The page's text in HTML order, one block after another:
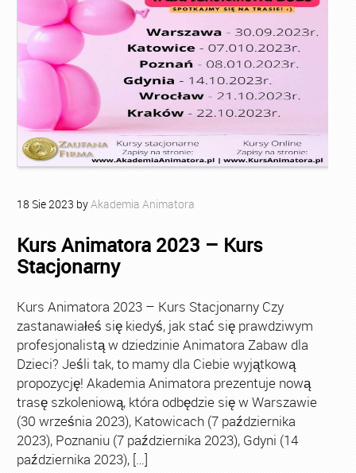
18 Sie2023 byAkademia Animatora
Kurs Animatora 2023 – Kurs
Stacjonarny
Kurs Animatora 2023 – Kurs Stacjonarny Czy
zastanawiałeś się kiedyś, jak stać się prawdziwym
profesjonalistą w dziedzinie Animatora Zabaw dla
Dzieci? Jeśli tak, to mamy dla Ciebie wyjątkową
propozycję! Akademia Animatora prezentuje nową
trasę szkoleniową, która odbędzie się w Warszawie
(30 września 2023), Katowicach (7 października
2023), Poznaniu (7 października 2023), Gdyni (14
października 2023), […]